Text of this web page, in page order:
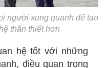
người xung quanh để tạo
thân thiết hơn
hệ tốt với những
điều quan trọng